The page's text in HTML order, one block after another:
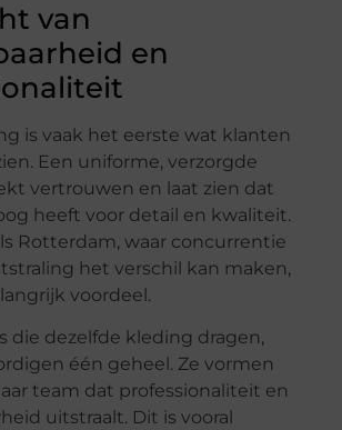
van
en
is vaak het eerste wat klanten
Een uniforme, verzorgde
vertrouwen en laat zien dat
heeft voor detail en kwaliteit.
Rotterdam, waar concurrentie
het verschil kan maken,
voordeel.
die dezelfde kleding dragen,
één geheel. Ze vormen
team dat professionaliteit en
uitstraalt. Dit is vooral